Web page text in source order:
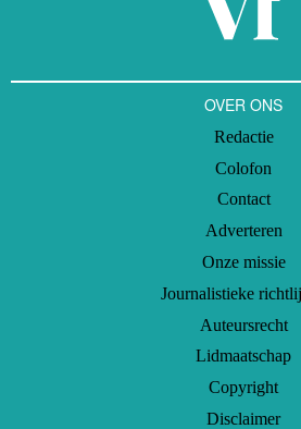
OVER ONS
Redactie
Colofon
Contact
Adverteren
Onze missie
Journalistieke
Auteursrecht
Lidmaatschap
Copyright
Disclaimer